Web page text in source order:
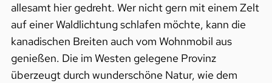
allesamt hier gedreht. Wer nicht gern mit einem Zelt
auf einer Waldlichtung schlafen möchte, kann die
kanadischen Breiten auch vom Wohnmobil aus
genießen. Die im Westen gelegene Provinz
überzeugt durch wunderschöne Natur, wie dem